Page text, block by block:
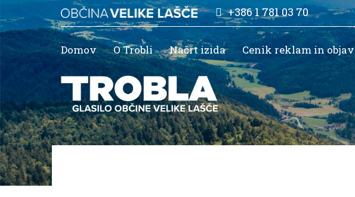
+386 1 781 03 70
Domov O Trobli Načrt izida Cenik reklam in objav